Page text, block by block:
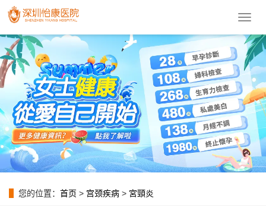
導
菜
單
您的位置： 首页 > 宫颈疾病 > 宮頸炎